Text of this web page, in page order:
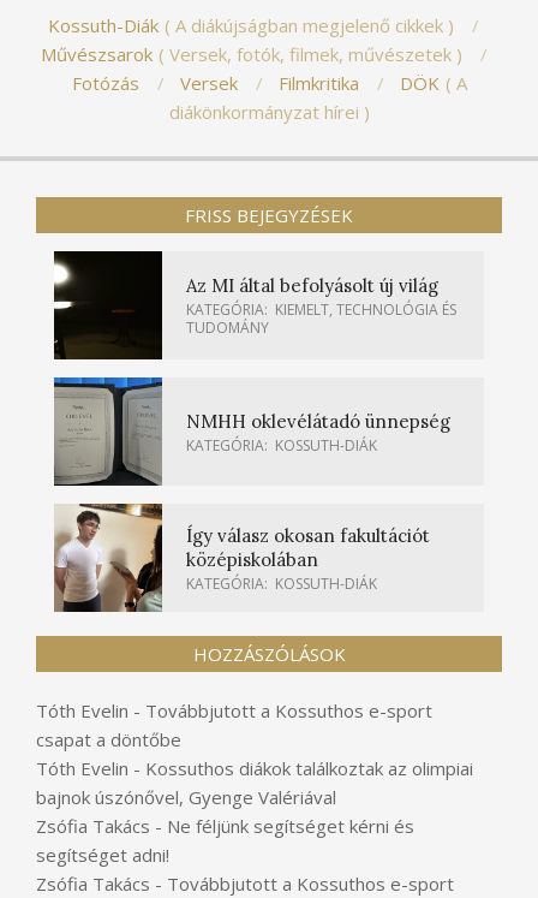
Kossuth-Diák
A diákújságban megjelenő cikkek
Művészsarok
Versek, fotók, filmek, művészetek
Fotózás
Versek Filmkritika DÖK
A
diákönkormányzat hírei
FRISS BEJEGYZÉSEK
Az MI által befolyásolt új világ
KATEGÓRIA: KIEMELT, TECHNOLÓGIA ÉS
TUDOMÁNY
NMHH oklevélátadó ünnepség
KATEGÓRIA: KOSSUTH-DIÁK
Így válasz okosan fakultációt
középiskolában
KATEGÓRIA: KOSSUTH-DIÁK
HOZZÁSZÓLÁSOK
Tóth Evelin - Továbbjutott a Kossuthos e-sport
csapat a döntőbe
Tóth Evelin - Kossuthos diákok találkoztak az olimpiai
bajnok úszónővel, Gyenge Valériával
Zsófia Takács - Ne féljünk segítséget kérni és
segítséget adni!
Zsófia Takács - Továbbjutott a Kossuthos e-sport